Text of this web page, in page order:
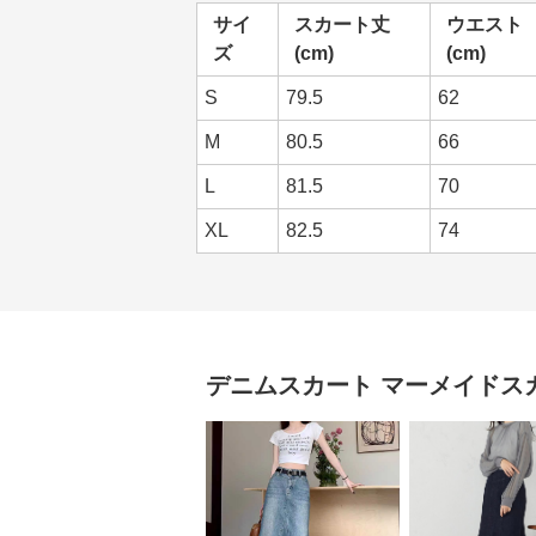
サイ
ズ
スカート丈
(cm)
ウエスト
(cm)
S 79.5 62
M 80.5 66
L 81.5 70
XL 82.5 74
デニムスカート マーメイドス